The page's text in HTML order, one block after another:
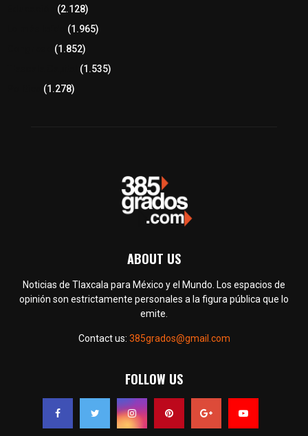
(2.128)
(1.965)
(1.852)
(1.535)
(1.278)
ABOUT US
Noticias de Tlaxcala para México y el Mundo. Los espacios de
opinión son estrictamente personales a la figura pública que lo
emite.
Contact us: 385grados@gmail.com
FOLLOW US